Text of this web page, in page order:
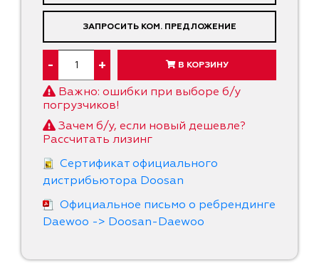
ЗАПРОСИТЬ КОМ. ПРЕДЛОЖЕНИЕ
- + В КОРЗИНУ
Важно: ошибки при выборе б/у
погрузчиков!
Зачем б/у, если новый дешевле?
Рассчитать лизинг
Сертификат официального
дистрибьютора Doosan
Официальное письмо о ребрендинге
Daewoo -> Doosan-Daewoo